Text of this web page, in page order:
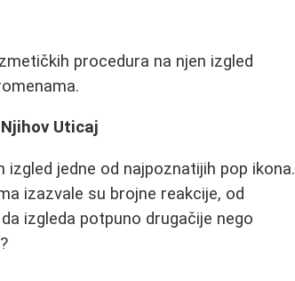
procedura na njen izgled
Uticaj
jedne od najpoznatijih pop ikona.
izazvale su brojne reakcije, od
izgleda potpuno drugačije nego
?